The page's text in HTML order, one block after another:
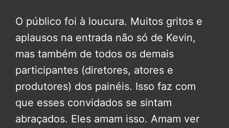
O público foi à loucura. Muitos gritos e
aplausos na entrada não só de Kevin,
mas também de todos os demais
participantes (diretores, atores e
produtores) dos painéis. Isso faz com
que esses convidados se sintam
abraçados. Eles amam isso. Amam ver